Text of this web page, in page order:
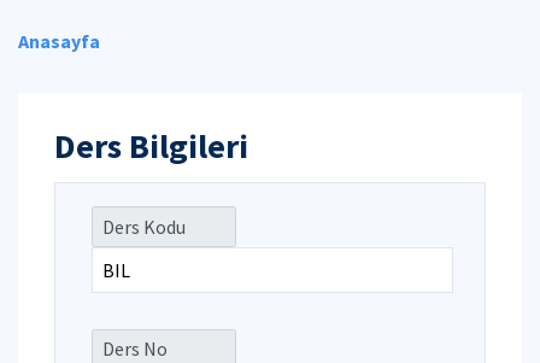
Anasayfa
Ders Bilgileri
Ders Kodu
Ders No